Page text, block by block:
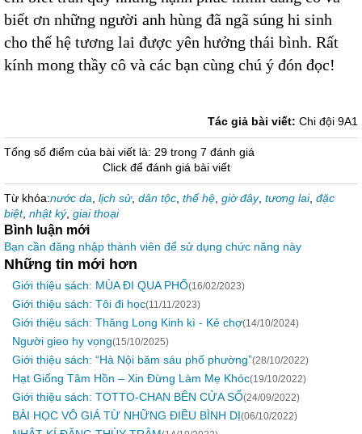
biết ơn những người anh hùng đã ngã súng hi sinh
cho thế hệ tương lai được yên hưởng thái bình. Rất
kính mong thầy cô và các bạn cùng chú ý đón đọc!
Tác giả bài viết: Chi đội 9A1
Tổng số điểm của bài viết là: 29 trong 7 đánh giá
Click để đánh giá bài viết
Từ khóa:nước da lịch sử, dân tộc thế hệ giờ đây, tương lai, đặc
biệt, nhật ký, giai thoại
Bình luận mới
Bạn cần đăng nhập thành viên để sử dụng chức năng này
Những tin mới hơn
Giới thiệu sách: MÙA ĐI QUA PHỐ(16/02/2023)
Giới thiệu sách: Tôi đi học(11/11/2023)
Giới thiệu sách: Thăng Long Kinh kì - Kẻ chợ(14/10/2024)
Người gieo hy vọng(15/10/2025)
Giới thiệu sách: “Hà Nội băm sáu phố phường”(28/10/2022)
Hạt Giống Tâm Hồn – Xin Đừng Làm Mẹ Khóc(19/10/2022)
Giới thiệu sách: TOTTO-CHAN BÊN CỬA SỔ(24/09/2022)
BÀI HỌC VÔ GIÁ TỪ NHỮNG ĐIỀU BÌNH DỊ(06/10/2022)